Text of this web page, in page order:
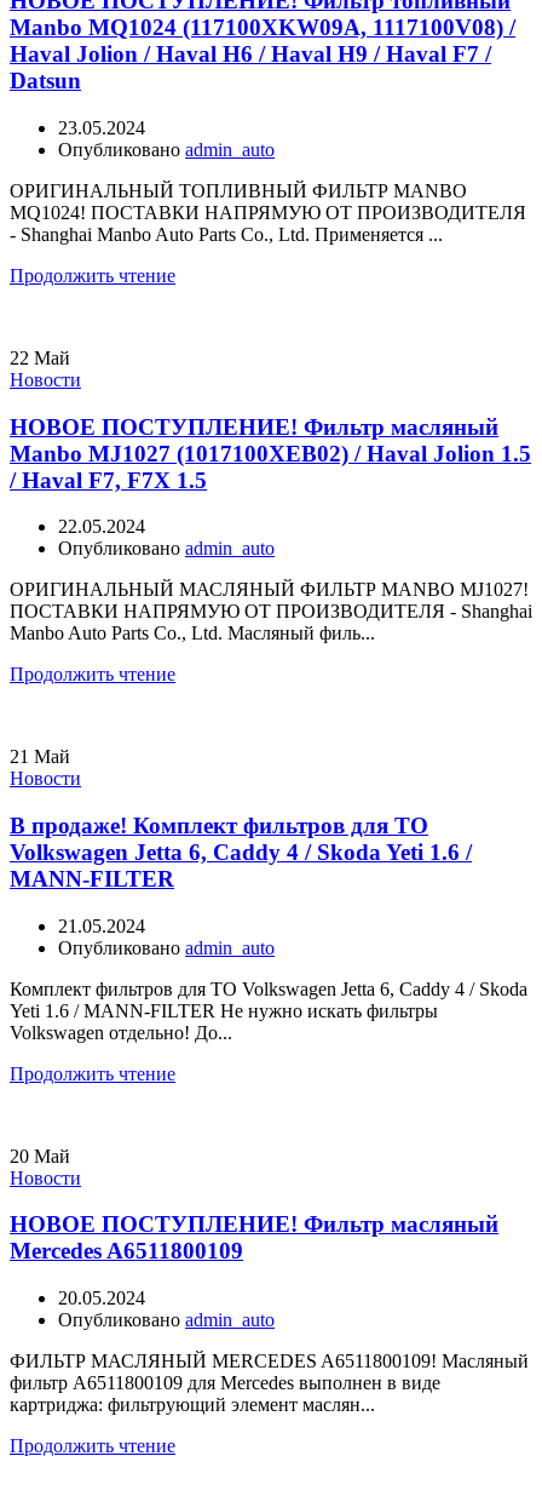
Manbo MQ1024 (117100XKW09A, 1117100V08) /
Haval Jolion / Haval H6 / Haval H9 / Haval F7 /
Datsun
23.05.2024
Опубликовано admin_auto
ОРИГИНАЛЬНЫЙ ТОПЛИВНЫЙ ФИЛЬТР MANBO
MQ1024! ПОСТАВКИ НАПРЯМУЮ ОТ ПРОИЗВОДИТЕЛЯ
- Shanghai Manbo Auto Parts Co., Ltd. Применяется ...
Продолжить чтение
22 Май
Новости
НОВОЕ ПОСТУПЛЕНИЕ! Фильтр масляный
Manbo MJ1027 (1017100XEB02) / Haval Jolion 1.5
/ Haval F7, F7X 1.5
22.05.2024
Опубликовано admin_auto
ОРИГИНАЛЬНЫЙ МАСЛЯНЫЙ ФИЛЬТР MANBO MJ1027!
ПОСТАВКИ НАПРЯМУЮ ОТ ПРОИЗВОДИТЕЛЯ - Shanghai
Manbo Auto Parts Co., Ltd. Масляный филь...
Продолжить чтение
21 Май
Новости
В продаже! Комплект фильтров для ТО
Volkswagen Jetta 6, Caddy 4 / Skoda Yeti 1.6 /
MANN-FILTER
21.05.2024
Опубликовано admin_auto
Комплект фильтров для ТО Volkswagen Jetta 6, Caddy 4 / Skoda
Yeti 1.6 / MANN-FILTER Не нужно искать фильтры
Volkswagen отдельно! До...
Продолжить чтение
20 Май
Новости
НОВОЕ ПОСТУПЛЕНИЕ! Фильтр масляный
Mercedes A6511800109
20.05.2024
Опубликовано admin_auto
ФИЛЬТР МАСЛЯНЫЙ MERCEDES A6511800109! Масляный
фильтр A6511800109 для Mercedes выполнен в виде
картриджа: фильтрующий элемент маслян...
Продолжить чтение